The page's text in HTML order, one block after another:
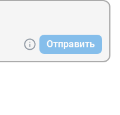
Отправить